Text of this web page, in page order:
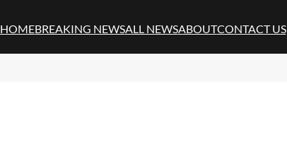
HOMEBREAKING NEWSALL NEWSABOUTCONTACT US